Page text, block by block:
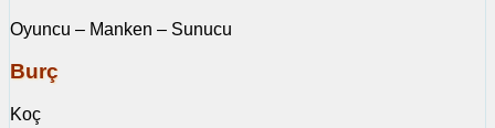
Oyuncu – Manken – Sunucu
Burç
Koç